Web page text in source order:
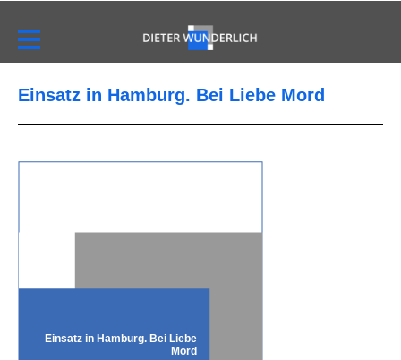
Einsatz in Hamburg. Bei Liebe Mord
Einsatz in Hamburg. Bei Liebe
Mord